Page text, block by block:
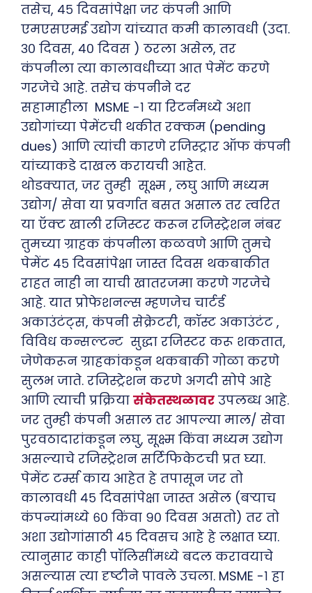
तसेच, ४५ दिवसांपेक्षा जर कंपनी आणि
एमएसएमई उद्योग यांच्यात कमी कालावधी (उदा.
३० दिवस, ४० दिवस ) ठरला असेल, तर
कंपनीला त्या कालावधीच्या आत पेमेंट करणे
गरजेचे आहे. तसेच कंपनीने दर
सहामाहीला MSME -१ या रिटर्नमध्ये अशा
उद्योगांच्या पेमेंटची थकीत रक्कम (pending
dues) आणि त्यांची कारणे रजिस्ट्रार ऑफ कंपनी
यांच्याकडे दाखल करायची आहेत.
थोडक्यात, जर तुम्ही सूक्ष्म , लघु आणि मध्यम
उद्योग/ सेवा या प्रवर्गात बसत असाल तर त्वरित
या ऍक्ट खाली रजिस्टर करून रजिस्ट्रेशन नंबर
तुमच्या ग्राहक कंपनीला कळवणे आणि तुमचे
पेमेंट ४५ दिवसांपेक्षा जास्त दिवस थकबाकीत
राहत नाही ना याची खातरजमा करणे गरजेचे
आहे. यात प्रोफेशनल्स म्हणजेच चार्टर्ड
अकाउंटंट्स, कंपनी सेक्रेटरी, कॉस्ट अकाउंटंट ,
विविध कन्सल्टन्ट सुद्धा रजिस्टर करू शकतात,
जेणेकरून ग्राहकांकडून थकबाकी गोळा करणे
सुलभ जाते. रजिस्ट्रेशन करणे अगदी सोपे आहे
आणि त्याची प्रक्रिया संकेतस्थळावर उपलब्ध आहे.
जर तुम्ही कंपनी असाल तर आपल्या माल/ सेवा
पुरवठादारांकडून लघु, सूक्ष्म किंवा मध्यम उद्योग
असल्याचे रजिस्ट्रेशन सर्टिफिकेटची प्रत घ्या.
पेमेंट टर्म्स काय आहेत हे तपासून जर तो
कालावधी ४५ दिवसांपेक्षा जास्त असेल (बऱ्याच
कंपन्यांमध्ये ६० किंवा ९० दिवस असतो) तर तो
अशा उद्योगांसाठी ४५ दिवसच आहे हे लक्षात घ्या.
त्यानुसार काही पॉलिसींमध्ये बदल करावयाचे
असल्यास त्या दृष्टीने पावले उचला. MSME -१ हा